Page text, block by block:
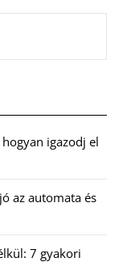
igazodj el
az automata és
7 gyakori